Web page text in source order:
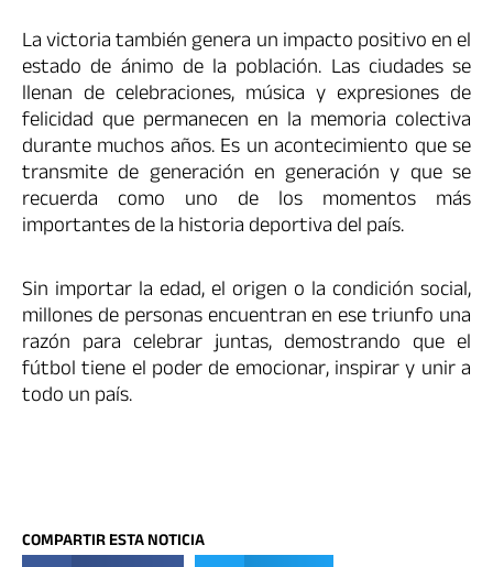
La victoria también genera un impacto positivo en el
estado de ánimo de la población. Las ciudades se
llenan de celebraciones, música y expresiones de
felicidad que permanecen en la memoria colectiva
durante muchos años. Es un acontecimiento que se
transmite de generación en generación y que se
recuerda como uno de los momentos más
importantes de la historia deportiva del país.
Sin importar la edad, el origen o la condición social,
millones de personas encuentran en ese triunfo una
razón para celebrar juntas, demostrando que el
fútbol tiene el poder de emocionar, inspirar y unir a
todo un país.
COMPARTIR ESTA NOTICIA